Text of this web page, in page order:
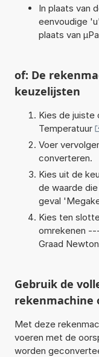
In plaats van
eenvoudige
plaats van
of: De
keuzelijsten
Kies de juiste
Temperatuur
Voer
converteren.
Kies uit de
de waarde
geval '
Kies ten
omrekenen
Graad
Gebruik de
rekenmachine
Met deze
voeren met de
worden